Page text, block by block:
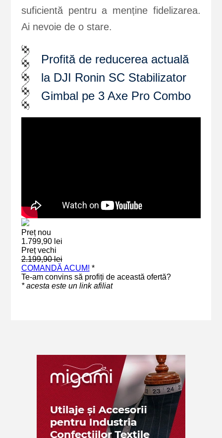
suficientă pentru a menține fidelizarea.
Ai nevoie de o stare.
Profită de reducerea actuală
la DJI Ronin SC Stabilizator
Gimbal pe 3 Axe Pro Combo
Preț nou
1.799,90 lei
Preț vechi
2.199,90 lei
COMANDĂ ACUM! *
Te-am convins să profiți de această ofertă?
* acesta este un link afiliat